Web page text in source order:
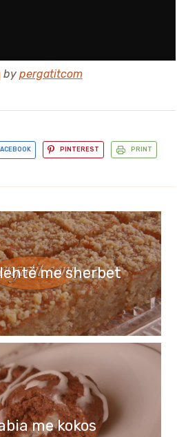
by pergatitcom
PINTEREST PRINT
me sherbet
me kokos